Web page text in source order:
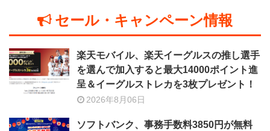
セール・キャンペーン情報
楽天モバイル、楽天イーグルスの推し選手
を選んで加入すると最大14000ポイント進
呈＆イーグルストレカを3枚プレゼント！
2026年8月06日
ソフトバンク、事務手数料3850円が無料